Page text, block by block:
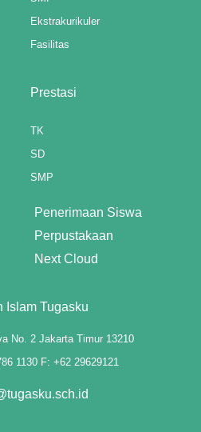
Ekstrakurikuler
Fasilitas
Prestasi
TK
SD
SMP
Penerimaan Siswa
Perpustakaan
Next Cloud
Islam Tugasku
No. 2 Jakarta Timur 13210
1130 F: +62 29629121